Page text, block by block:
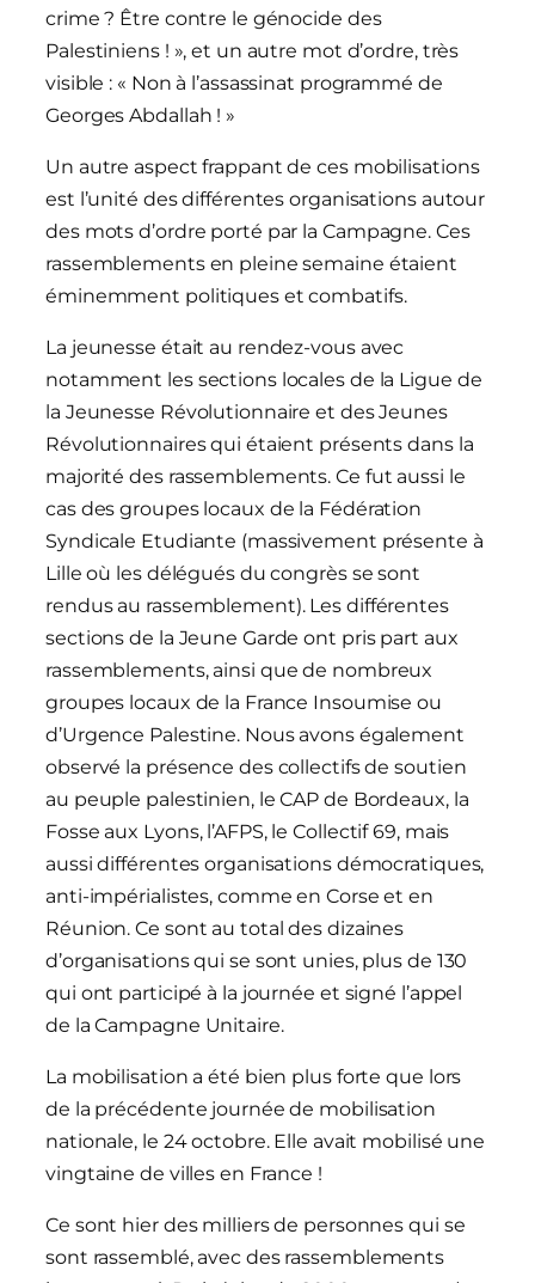
crime ? Être contre le génocide des
Palestiniens ! », et un autre mot d’ordre, très
visible : « Non à l’assassinat programmé de
Georges Abdallah ! »
Un autre aspect frappant de ces mobilisations
est l’unité des différentes organisations autour
des mots d’ordre porté par la Campagne. Ces
rassemblements en pleine semaine étaient
éminemment politiques et combatifs.
La jeunesse était au rendez-vous avec
notamment les sections locales de la Ligue de
la Jeunesse Révolutionnaire et des Jeunes
Révolutionnaires qui étaient présents dans la
majorité des rassemblements. Ce fut aussi le
cas des groupes locaux de la Fédération
Syndicale Etudiante (massivement présente à
Lille où les délégués du congrès se sont
rendus au rassemblement). Les différentes
sections de la Jeune Garde ont pris part aux
rassemblements, ainsi que de nombreux
groupes locaux de la France Insoumise ou
d’Urgence Palestine. Nous avons également
observé la présence des collectifs de soutien
au peuple palestinien, le CAP de Bordeaux, la
Fosse aux Lyons, l’AFPS, le Collectif 69, mais
aussi différentes organisations démocratiques,
anti-impérialistes, comme en Corse et en
Réunion. Ce sont au total des dizaines
d’organisations qui se sont unies, plus de 130
qui ont participé à la journée et signé l’appel
de la Campagne Unitaire.
La mobilisation a été bien plus forte que lors
de la précédente journée de mobilisation
nationale, le 24 octobre. Elle avait mobilisé une
vingtaine de villes en France !
Ce sont hier des milliers de personnes qui se
sont rassemblé, avec des rassemblements